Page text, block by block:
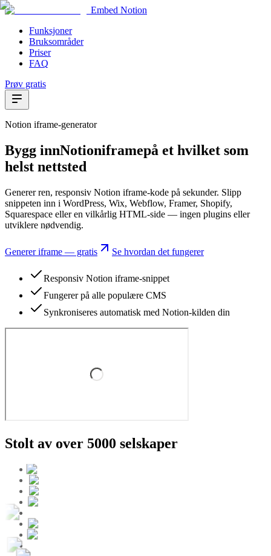
Embed Notion
Funksjoner
Bruksområder
Priser
FAQ
Prøv gratis
Notion iframe-generator
Bygg innNotioniframepå et hvilket som
helst nettsted
Generer ren, responsiv Notion iframe-kode på sekunder. Slipp
snippeten inn i WordPress, Wix, Webflow, Framer, Shopify,
Squarespace eller en vilkårlig HTML-side — ingen plugins eller
utviklere nødvendig.
Generer iframe — gratis Se hvordan det fungerer
Responsiv Notion iframe-snippet
Fungerer på alle populære CMS
Synkroniseres automatisk med Notion-kilden din
Stolt av over 5000 selskaper